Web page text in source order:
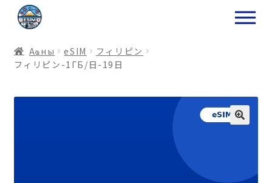
ナ
ビ
ー
シ
コ
ン
ン
ツ
Аҩны еSIM
フィリピン
フィリピン-1ГБ/日-19日